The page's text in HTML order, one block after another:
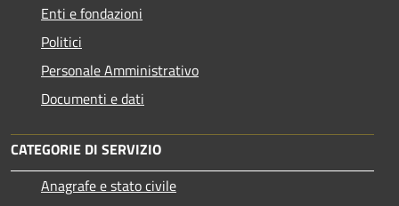
Enti e fondazioni
Politici
Personale Amministrativo
Documenti e dati
CATEGORIE DI SERVIZIO
Anagrafe e stato civile